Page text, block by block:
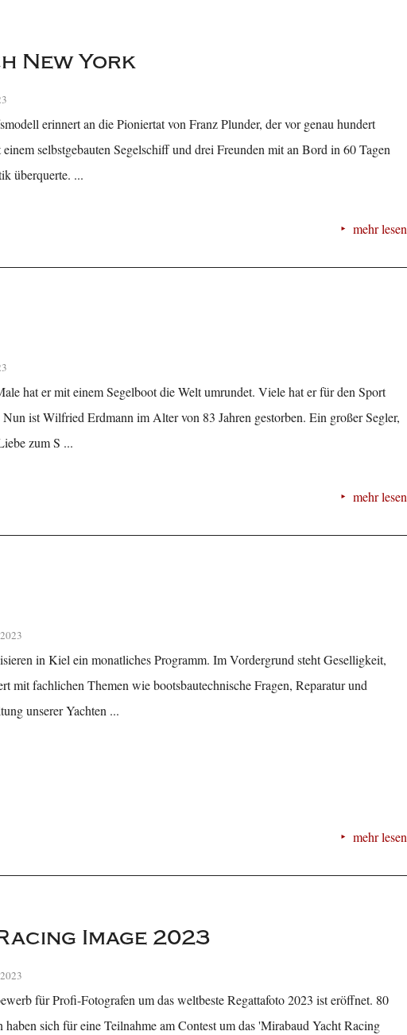
New York
erinnert an die Pioniertat von Franz Plunder, der vor genau hundert
einem selbstgebauten Segelschiff und drei Freunden mit an Bord in 60 Tagen
überquerte. ...
mehr lesen
hat er mit einem Segelboot die Welt umrundet. Viele hat er für den Sport
Nun ist Wilfried Erdmann im Alter von 83 Jahren gestorben. Ein großer Segler,
zum S ...
mehr lesen
in Kiel ein monatliches Programm. Im Vordergrund steht Geselligkeit,
mit fachlichen Themen wie bootsbautechnische Fragen, Reparatur und
unserer Yachten ...
mehr lesen
Image 2023
für Profi-Fotografen um das weltbeste Regattafoto 2023 ist eröffnet. 80
haben sich für eine Teilnahme am Contest um das 'Mirabaud Yacht Racing